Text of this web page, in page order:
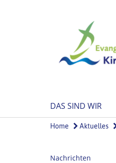
DAS SIND WIR
Home Aktuelles
Nachrichten